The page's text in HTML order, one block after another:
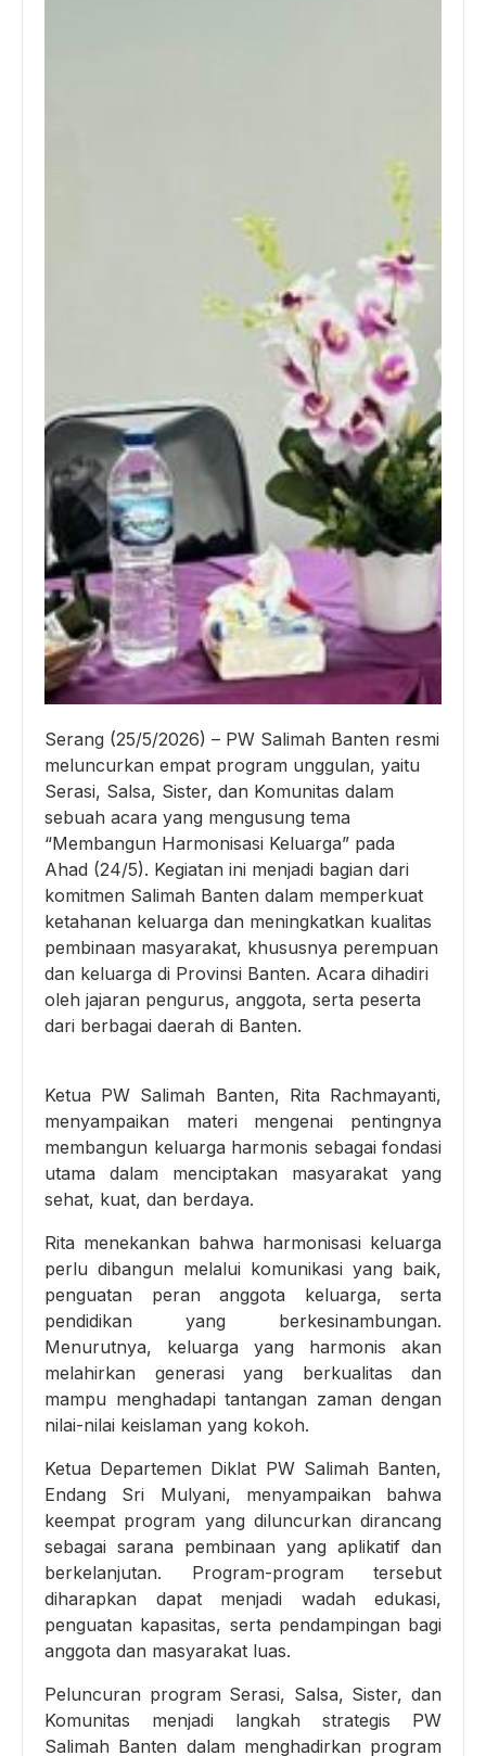
Serang (25/5/2026) – PW Salimah Banten resmi
meluncurkan empat program unggulan, yaitu
Serasi, Salsa, Sister, dan Komunitas dalam
sebuah acara yang mengusung tema
“Membangun Harmonisasi Keluarga” pada
Ahad (24/5). Kegiatan ini menjadi bagian dari
komitmen Salimah Banten dalam memperkuat
ketahanan keluarga dan meningkatkan kualitas
pembinaan masyarakat, khususnya perempuan
dan keluarga di Provinsi Banten. Acara dihadiri
oleh jajaran pengurus, anggota, serta peserta
dari berbagai daerah di Banten.
Ketua PW Salimah Banten, Rita Rachmayanti,
menyampaikan materi mengenai pentingnya
membangun keluarga harmonis sebagai fondasi
utama dalam menciptakan masyarakat yang
sehat, kuat, dan berdaya.
Rita menekankan bahwa harmonisasi keluarga
perlu dibangun melalui komunikasi yang baik,
penguatan peran anggota keluarga, serta
pendidikan yang berkesinambungan.
Menurutnya, keluarga yang harmonis akan
melahirkan generasi yang berkualitas dan
mampu menghadapi tantangan zaman dengan
nilai-nilai keislaman yang kokoh.
Ketua Departemen Diklat PW Salimah Banten,
Endang Sri Mulyani, menyampaikan bahwa
keempat program yang diluncurkan dirancang
sebagai sarana pembinaan yang aplikatif dan
berkelanjutan. Program-program tersebut
diharapkan dapat menjadi wadah edukasi,
penguatan kapasitas, serta pendampingan bagi
anggota dan masyarakat luas.
Peluncuran program Serasi, Salsa, Sister, dan
Komunitas menjadi langkah strategis PW
Salimah Banten dalam menghadirkan program